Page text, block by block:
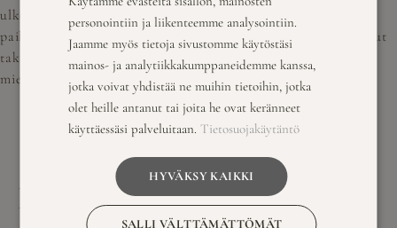
ulkoporealtaissa. Tämä tekee Savutuvan Apajasta täydellisen
paikan niin rentoutumiseen kuin juhlimiseen. Kattavat palvelut
takaavat, että jokainen tilaisuus on onnistunut ja
mieleenpainuva.
LUE MYÖS NÄMÄ
personointiin ja liikenteemme analysointiin.
Jaamme myös tietoja sivustomme käytöstäsi
mainos- ja analytiikkakumppaneidemme kanssa,
jotka voivat yhdistää ne muihin tietoihin, jotka
olet heille antanut tai joita he ovat keränneet
käyttäessäsi palveluitaan. Tietosuojakäytäntö
HYVÄKSY KAIKKI
SALLI VÄLTTÄMÄTTÖMÄT